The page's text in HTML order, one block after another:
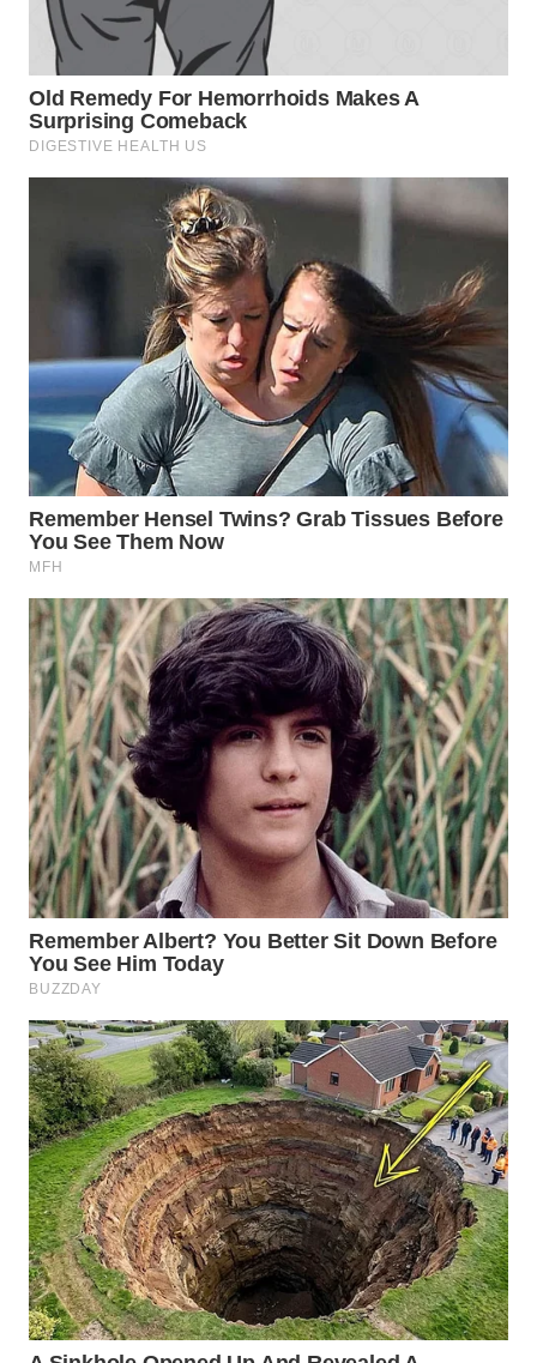
WAHANA
ADVOKAT
WAHANA
INFRASTRUKTUR
KONSUMEN
WAHANA
WAHANA
TRAVEL
WAHANA
TV
WAHANANEWS
ID
WAHANANEWS
CO ID
WAHANANEWS
NET
WAHANA
SPORT
WAHANA
UMKM
WAHANA
SELEB
WAHANA
PERSONA
WAHANA
OTOMOTIF
WAHANA
HEALTH